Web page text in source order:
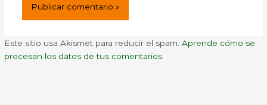
Este sitio usa Akismet para reducir el spam.Aprende cómo se
procesan los datos de tus comentarios.